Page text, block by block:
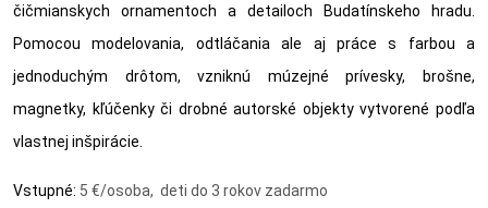
čičmianskych ornamentoch a detailoch Budatínskeho hradu.
Pomocou modelovania, odtláčania ale aj práce s farbou a
jednoduchým drôtom, vzniknú múzejné prívesky, brošne,
magnetky, kľúčenky či drobné autorské objekty vytvorené podľa
vlastnej inšpirácie.
Vstupné: 5 €/osoba, deti do 3 rokov zadarmo